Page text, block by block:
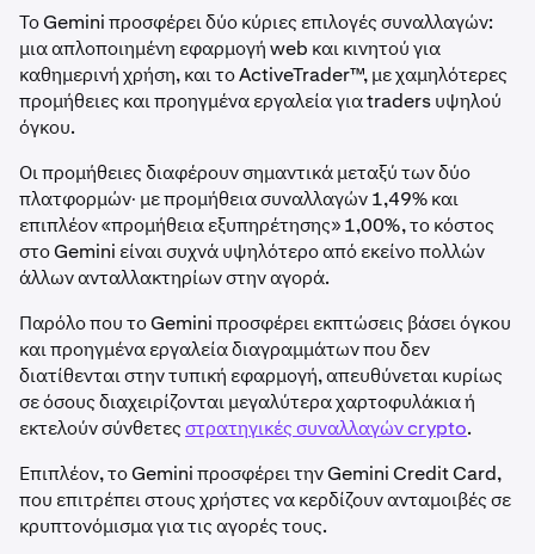
Το Gemini προσφέρει δύο κύριες επιλογές συναλλαγών:
μια απλοποιημένη εφαρμογή web και κινητού για
καθημερινή χρήση, και το ActiveTrader™, με χαμηλότερες
προμήθειες και προηγμένα εργαλεία για traders υψηλού
όγκου.
Οι προμήθειες διαφέρουν σημαντικά μεταξύ των δύο
πλατφορμών· με προμήθεια συναλλαγών 1,49% και
επιπλέον «προμήθεια εξυπηρέτησης» 1,00%, το κόστος
στο Gemini είναι συχνά υψηλότερο από εκείνο πολλών
άλλων ανταλλακτηρίων στην αγορά.
Παρόλο που το Gemini προσφέρει εκπτώσεις βάσει όγκου
και προηγμένα εργαλεία διαγραμμάτων που δεν
διατίθενται στην τυπική εφαρμογή, απευθύνεται κυρίως
σε όσους διαχειρίζονται μεγαλύτερα χαρτοφυλάκια ή
εκτελούν σύνθετεςστρατηγικές συναλλαγών crypto.
Επιπλέον, το Gemini προσφέρει την Gemini Credit Card,
που επιτρέπει στους χρήστες να κερδίζουν ανταμοιβές σε
κρυπτονόμισμα για τις αγορές τους.